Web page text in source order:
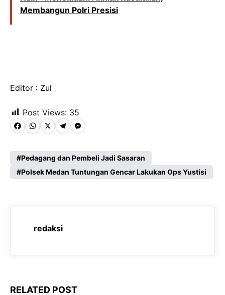
Membangun Polri Presisi
Editor : Zul
Post Views: 35
F
c
e
o
W
a
t
A
p
X T
l
e
r
a
M
s
s
n
r
Pedagang dan Pembeli Jadi Sasaran
Polsek Medan Tuntungan Gencar Lakukan Ops Yustisi
redaksi
RELATED POST